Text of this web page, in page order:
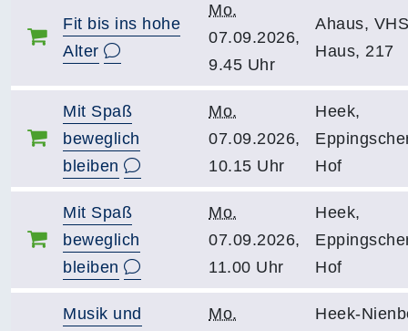
Fit bis ins hohe
Alter
Mo.
07.09.2026,
9.45 Uhr
Ahaus,
Haus, 217
Mit Spaß
beweglich
bleiben
Mo.
07.09.2026,
10.15 Uhr
Heek,
Hof
Mit Spaß
beweglich
bleiben
Mo.
07.09.2026,
11.00 Uhr
Heek,
Hof
Musik und
Mo.
Heek-